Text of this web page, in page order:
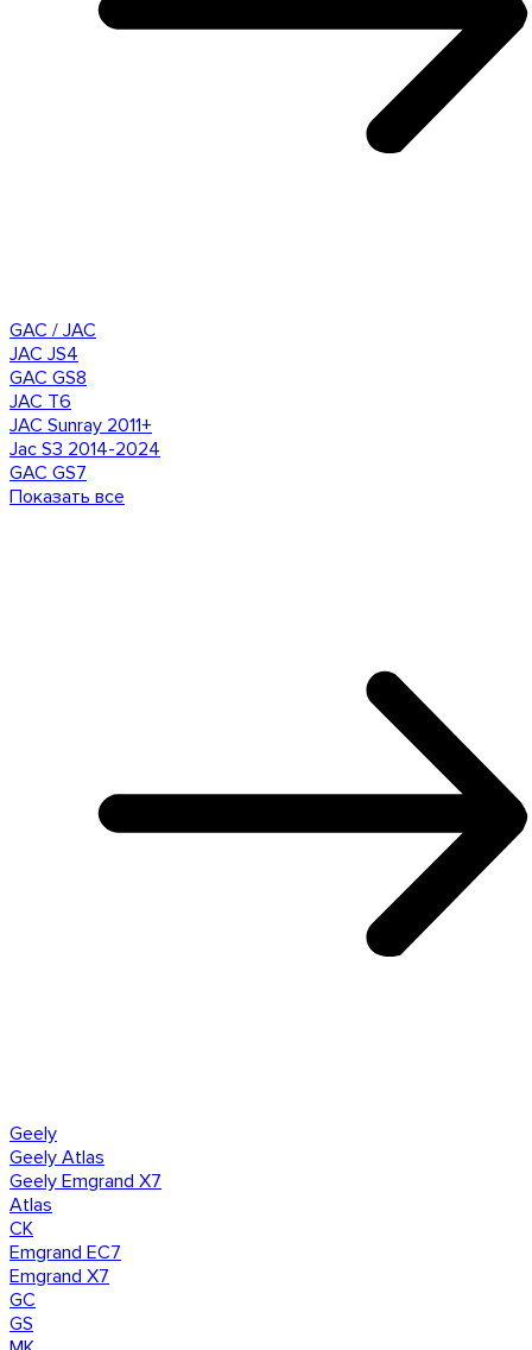
GAC / JAC
JAC JS4
GAC GS8
JAC T6
JAC Sunray 2011+
Jac S3 2014-2024
GAC GS7
Показать все
Geely
Geely Atlas
Geely Emgrand X7
Atlas
CK
Emgrand EC7
Emgrand X7
GC
GS